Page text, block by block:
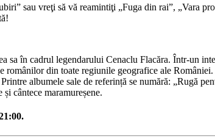
sau vreţi să vă reamintiţi „Fuga din rai”, „Vara
sa în cadrul legendarului Cenaclu Flacăra. Într-un
românilor din toate regiunile geografice ale
albumele sale de referință se numără: „Rugă
cântece maramureșene.